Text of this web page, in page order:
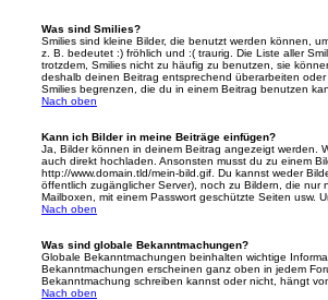
Was sind Smilies?
Smilies sind kleine Bilder, die benutzt werden können,
z. B. bedeutet :) fröhlich und :( traurig. Die Liste aller
trotzdem, Smilies nicht zu häufig zu benutzen, sie
deshalb deinen Beitrag entsprechend überarbeiten
Smilies begrenzen, die du in einem Beitrag benutzen
Nach oben
Kann ich Bilder in meine Beiträge einfügen?
Ja, Bilder können in deinem Beitrag angezeigt werden.
auch direkt hochladen. Ansonsten musst du zu einem
http://www.domain.tld/mein-bild.gif. Du kannst weder
öffentlich zugänglicher Server), noch zu Bildern, die nur
Mailboxen, mit einem Passwort geschützte Seiten usw.
Nach oben
Was sind globale Bekanntmachungen?
Globale Bekanntmachungen beinhalten wichtige
Bekanntmachungen erscheinen ganz oben in jedem
Bekanntmachung schreiben kannst oder nicht, hängt
Nach oben